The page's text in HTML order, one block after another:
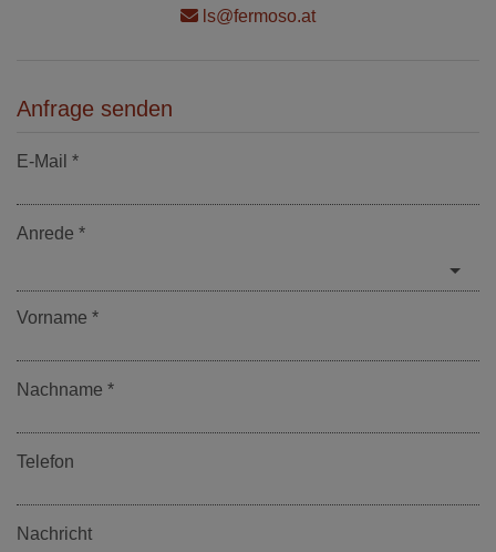
ls@fermoso.at
Anfrage senden
E-Mail
Anrede
Vorname
Nachname
Telefon
Nachricht